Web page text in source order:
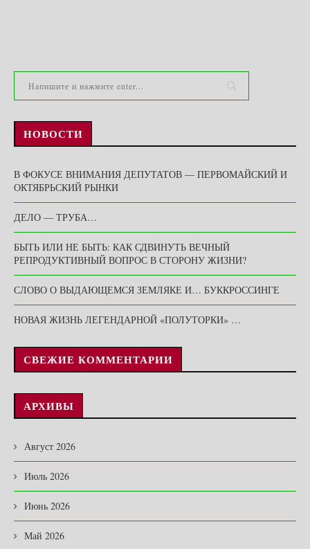
НОВОСТИ
В ФОКУСЕ ВНИМАНИЯ ДЕПУТАТОВ — ПЕРВОМАЙСКИЙ И
ОКТЯБРЬСКИЙ РЫНКИ
ДЕЛО — ТРУБА…
БЫТЬ ИЛИ НЕ БЫТЬ: КАК СДВИНУТЬ ВЕЧНЫЙ
РЕПРОДУКТИВНЫЙ ВОПРОС В СТОРОНУ ЖИЗНИ?
СЛОВО О ВЫДАЮЩЕМСЯ ЗЕМЛЯКЕ И… БУККРОССИНГЕ
НОВАЯ ЖИЗНЬ ЛЕГЕНДАРНОЙ «ПОЛУТОРКИ» …
СВЕЖИЕ КОММЕНТАРИИ
АРХИВЫ
Август 2026
Июль 2026
Июнь 2026
Май 2026